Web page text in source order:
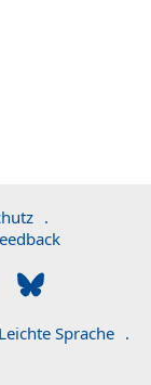
.
Leichte Sprache .